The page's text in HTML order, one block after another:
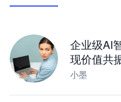
企业级AI
现价值共
小墨